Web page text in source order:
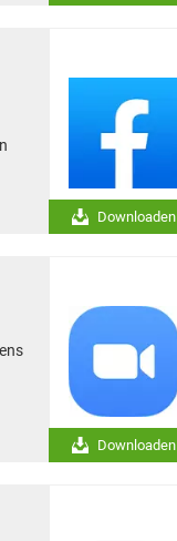
Downloaden
Downloaden